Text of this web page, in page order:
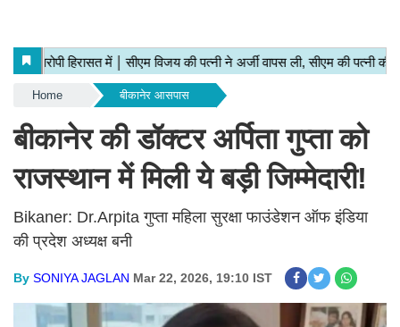
Home बीकानेर आसपास
बीकानेर की डॉक्टर अर्पिता गुप्ता को
राजस्थान में मिली ये बड़ी जिम्मेदारी!
Bikaner: Dr.Arpita गुप्ता महिला सुरक्षा फाउंडेशन ऑफ इंडिया
की प्रदेश अध्यक्ष बनी
By SONIYA JAGLAN Mar 22, 2026, 19:10 IST